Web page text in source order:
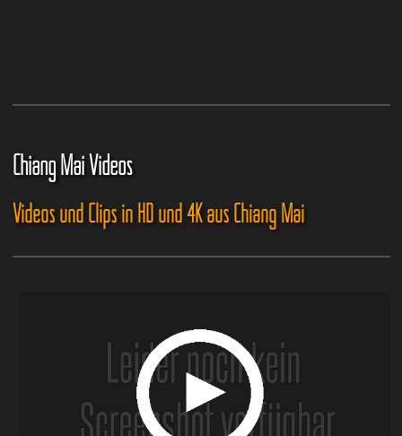
Chiang Mai Videos
Videos und Clips in HD und 4K aus Chiang Mai